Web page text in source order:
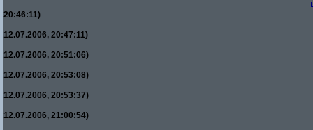
20:46:11)
12.07.2006, 20:47:11)
12.07.2006, 20:51:06)
12.07.2006, 20:53:08)
12.07.2006, 20:53:37)
12.07.2006, 21:00:54)